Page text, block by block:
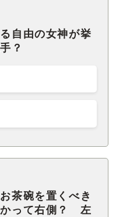
自由の女神が挙
？
茶碗を置くべき
かって右側？ 左